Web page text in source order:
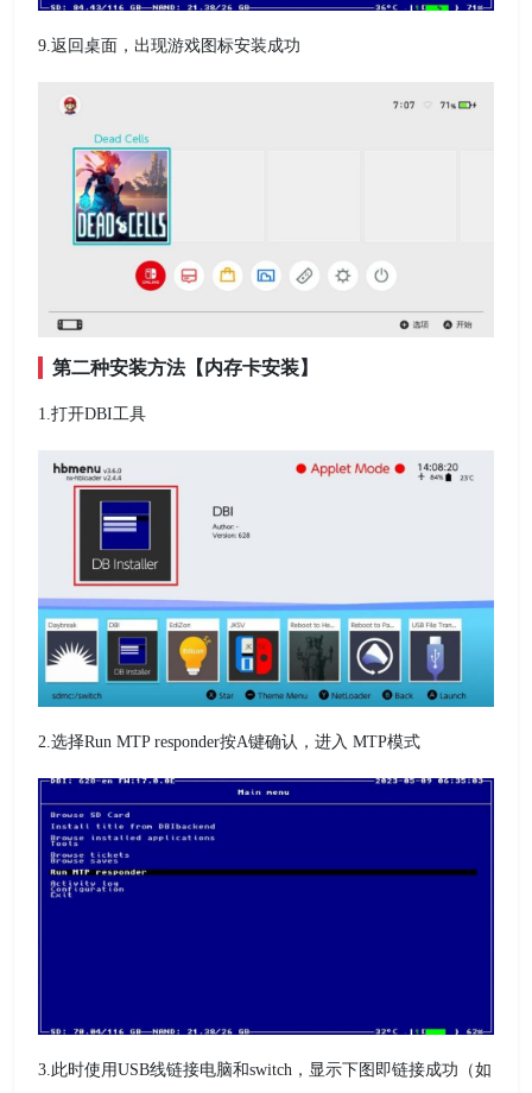
9.返回桌面，出现游戏图标安装成功
第二种安装方法【内存卡安装】
1.打开DBI工具
2.选择Run MTP responder按A键确认，进入 MTP模式
3.此时使用USB线链接电脑和switch，显示下图即链接成功（如